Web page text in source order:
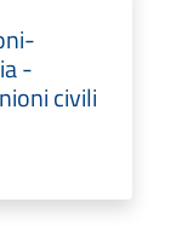
-
civili